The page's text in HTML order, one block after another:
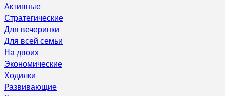
Активные
Стратегические
Для вечеринки
Для всей семьи
На двоих
Экономические
Ходилки
Развивающие